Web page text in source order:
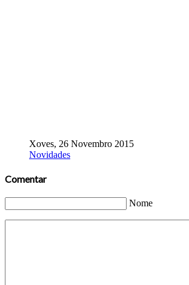
Xoves, 26 Novembro 2015
Novidades
Comentar
Nome